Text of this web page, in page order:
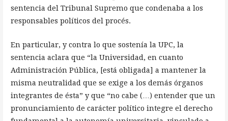
sentencia del Tribunal Supremo que condenaba a los
responsables políticos del procés.
En particular, y contra lo que sostenía la UPC, la
sentencia aclara que “la Universidad, en cuanto
Administración Pública, [está obligada] a mantener la
misma neutralidad que se exige a los demás órganos
integrantes de ésta” y que “no cabe (…) entender que un
pronunciamiento de carácter político integre el derecho